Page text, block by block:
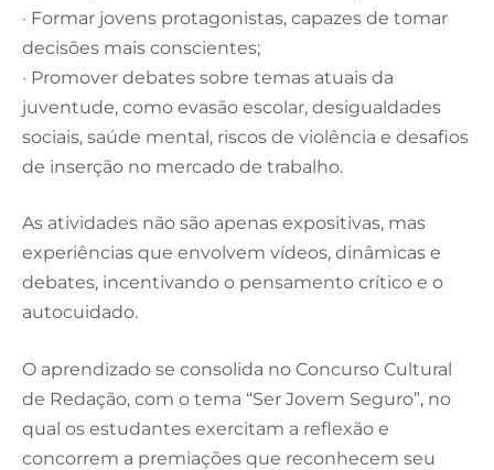
· Formar jovens protagonistas, capazes de tomar
decisões mais conscientes;
· Promover debates sobre temas atuais da
juventude, como evasão escolar, desigualdades
sociais, saúde mental, riscos de violência e desafios
de inserção no mercado de trabalho.
As atividades não são apenas expositivas, mas
experiências que envolvem vídeos, dinâmicas e
debates, incentivando o pensamento crítico e o
autocuidado.
O aprendizado se consolida no Concurso Cultural
de Redação, com o tema “Ser Jovem Seguro”, no
qual os estudantes exercitam a reflexão e
concorrem a premiações que reconhecem seu